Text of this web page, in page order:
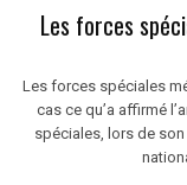
Les forces
Les forces spéciales
cas ce qu’a affirmé
spéciales, lors de